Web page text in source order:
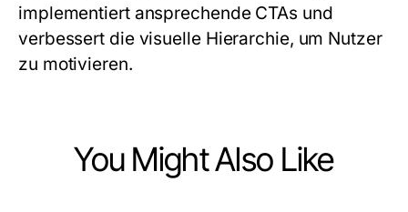
implementiert ansprechende CTAs und
verbessert die visuelle Hierarchie, um Nutzer
zu motivieren.
You Might Also Like